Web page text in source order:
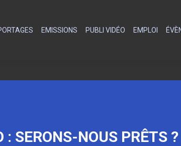
EMISSIONS PUBLI VIDÉO EMPLOI
: SERONS-NOUS PRÊTS